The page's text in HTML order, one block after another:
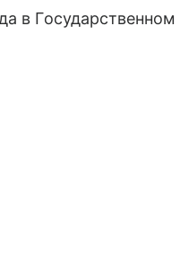
в Государственном